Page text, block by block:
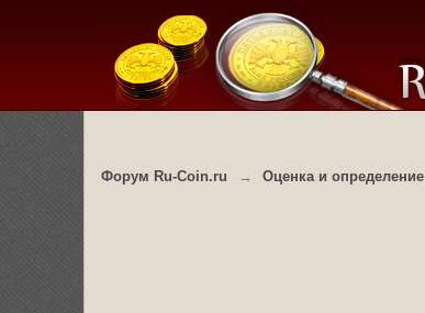
Форум Ru-Coin.ru → Оценка и определение